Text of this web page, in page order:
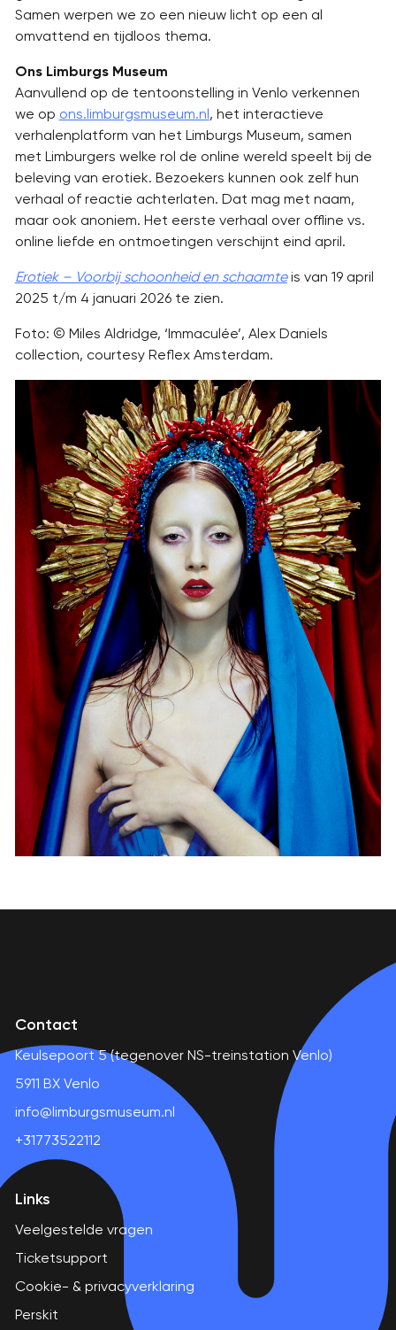
Samen werpen we zo een nieuw licht op een al
omvattend en tijdloos thema.
Ons Limburgs Museum
Aanvullend op de tentoonstelling in Venlo verkennen
we op ons.limburgsmuseum.nl, het interactieve
verhalenplatform van het Limburgs Museum, samen
met Limburgers welke rol de online wereld speelt bij de
beleving van erotiek. Bezoekers kunnen ook zelf hun
verhaal of reactie achterlaten. Dat mag met naam,
maar ook anoniem. Het eerste verhaal over offline vs.
online liefde en ontmoetingen verschijnt eind april.
Erotiek – Voorbij schoonheid en schaamteis van 19 april
2025 t/m 4 januari 2026 te zien.
Foto: © Miles Aldridge, ‘Immaculée’, Alex Daniels
collection, courtesy Reflex Amsterdam.
Contact
Keulsepoort 5 (tegenover NS-treinstation Venlo)
5911 BX Venlo
info@limburgsmuseum.nl
+31773522112
Links
Veelgestelde vragen
Ticketsupport
Cookie- & privacyverklaring
Perskit